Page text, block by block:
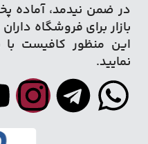
در ضمن نیدمد، آماده
بازار برای فروشگاه
این منظور کافیست
نمایید.